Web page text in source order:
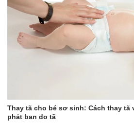
nói chung và cho sữa nói riêng. Cả sữa
dạng lon 850g đều có nhiều công dụng
Cung cấp đầy đủ chất dinh dưỡng
cho sinh hoạt hằng ngày và sự
loại sữa công thức khác, Meiji HP
đầy đủ các loại dưỡng chất cần
100g sữa bột Meiji HP giúp cung
cùng các bạn đồng trang lứa và
“Cho trẻ uống sữa Meiji HP có tăng
Thay tã cho bé sơ sinh: Cách thay tã
phát ban do tã